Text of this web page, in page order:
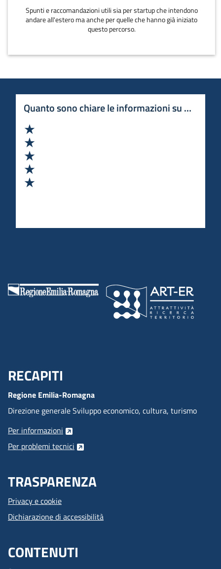
Spunti e raccomandazioni utili sia per startup che intendono
andare all'estero ma anche per quelle che hanno già iniziato
questo percorso.
Quanto sono chiare le informazioni su questa
Menu Footer
RECAPITI
Regione Emilia-Romagna
Direzione generale Sviluppo economico, cultura, turismo
Per informazioni
Per problemi tecnici
TRASPARENZA
Privacy e cookie
Dichiarazione di accessibilità
CONTENUTI